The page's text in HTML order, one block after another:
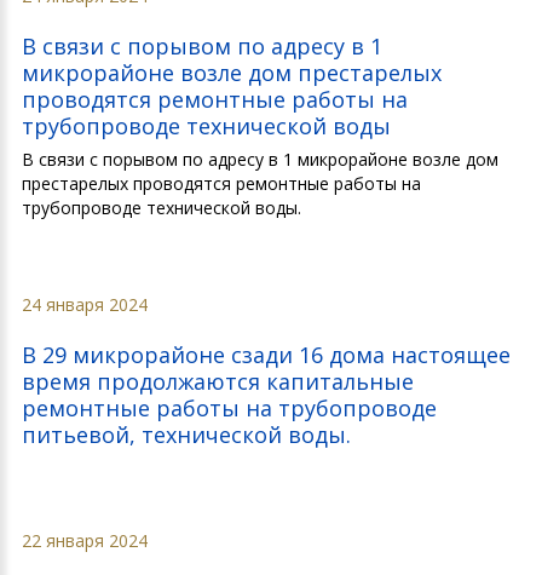
В связи с порывом по адресу в 1
микрорайоне возле дом престарелых
проводятся ремонтные работы на
трубопроводе технической воды
В связи с порывом по адресу в 1 микрорайоне возле дом
престарелых проводятся ремонтные работы на
трубопроводе технической воды.
24 января 2024
В 29 микрорайоне сзади 16 дома настоящее
время продолжаются капитальные
ремонтные работы на трубопроводе
питьевой, технической воды.
22 января 2024